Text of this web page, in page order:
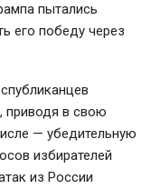
пытались
его победу через
приводя в свою
— убедительную
избирателей
из России